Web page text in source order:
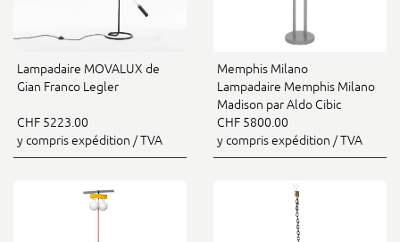
Lampadaire MOVALUX de
Gian Franco Legler
CHF 5223.00
y compris expédition / TVA
Memphis Milano
Lampadaire Memphis Milano
Madison par Aldo Cibic
CHF 5800.00
y compris expédition / TVA